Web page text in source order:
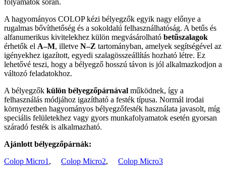
A hagyományos COLOP kézi bélyegzők egyik nagy előnye a
rugalmas bővíthetőség és a sokoldalú felhasználhatóság. A betűs és
alfanumerikus kivitelekhez külön megvásárolható betűszalagok
érhetők el A–M, illetve N–Z tartományban, amelyek segítségével az
igényekhez igazított, egyedi szalagösszeállítás hozható létre. Ez
lehetővé teszi, hogy a bélyegző hosszú távon is jól alkalmazkodjon a
változó feladatokhoz.
A bélyegzők külön bélyegzőpárnával működnek, így a
felhasználás módjához igazítható a festék típusa. Normál irodai
környezetben hagyományos bélyegzőfesték használata javasolt, míg
speciális felületekhez vagy gyors munkafolyamatok esetén gyorsan
száradó festék is alkalmazható.
Ajánlott bélyegzőpárnák:
Colop Micro1 , Colop Micro2, Colop Micro3